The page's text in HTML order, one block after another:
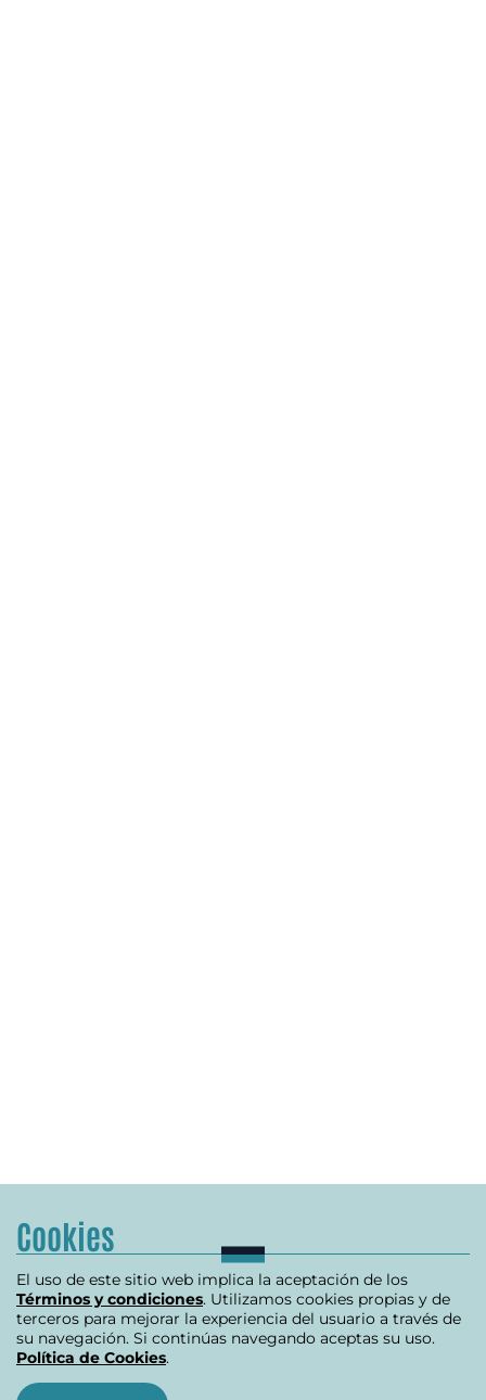
Cookies
El uso de este sitio web implica la aceptación de los
Términos y condiciones. Utilizamos cookies propias y de
terceros para mejorar la experiencia del usuario a través de
su navegación. Si continúas navegando aceptas su uso.
Política de Cookies.